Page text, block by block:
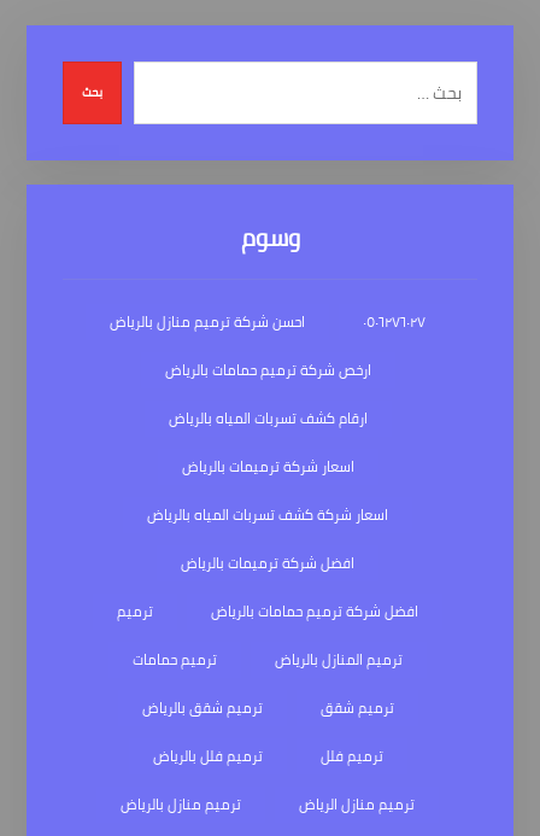
بحث
وسوم
٠٥٠٦٢٧٦٠٢٧
احسن شركة ترميم منازل بالرياض
ارخص شركة ترميم حمامات بالرياض
ارقام كشف تسربات المياه بالرياض
اسعار شركة ترميمات بالرياض
اسعار شركة كشف تسربات المياه بالرياض
افضل شركة ترميمات بالرياض
افضل شركة ترميم حمامات بالرياض
ترميم
ترميم المنازل بالرياض
ترميم حمامات
ترميم شقق
ترميم شقق بالرياض
ترميم فلل
ترميم فلل بالرياض
ترميم منازل الرياض
ترميم منازل بالرياض